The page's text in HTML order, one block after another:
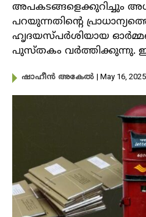
അപകടങ്ങളെക്കുറിച്ചും
പറയുന്നതിന്റെ
ഹൃദയസ്പർശിയായ
പുസ്തകം വർത്തിക്കുന്നു.
ഷാഹീൻ അകേൽ | May 16, 2025